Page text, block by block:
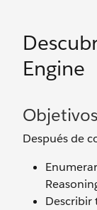
Engine
Después de
Describir